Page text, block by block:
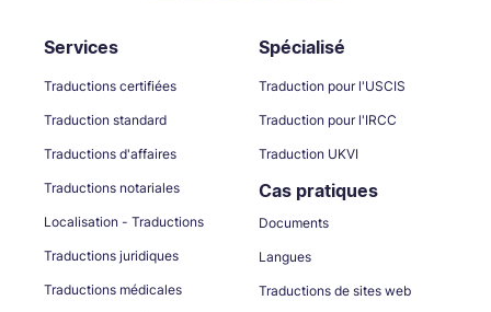
Services
Traductions certifiées
Traduction standard
Traductions d'affaires
Traductions notariales
Localisation - Traductions
Traductions juridiques
Traductions médicales
Spécialisé
Traduction pour l'USCIS
Traduction pour l'IRCC
Traduction UKVI
Cas pratiques
Documents
Langues
Traductions de sites web